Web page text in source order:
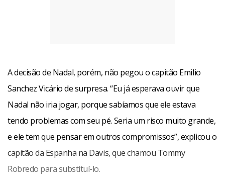
A decisão de Nadal, porém, não pegou o capitão Emilio
Sanchez Vicário de surpresa. “Eu já esperava ouvir que
Nadal não iria jogar, porque sabíamos que ele estava
tendo problemas com seu pé. Seria um risco muito grande,
e ele tem que pensar em outros compromissos”, explicou o
capitão da Espanha na Davis, que chamou Tommy
Robredo para substituí-lo.